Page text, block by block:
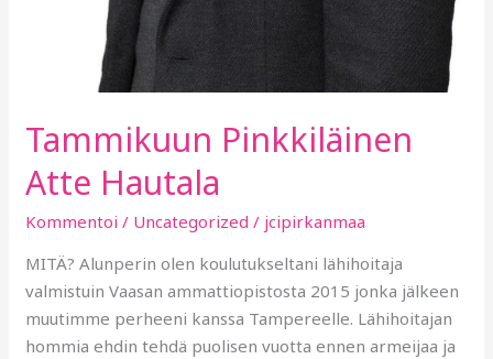
Tammikuun Pinkkiläinen
Atte Hautala
Kommentoi / Uncategorized / jcipirkanmaa
MITÄ? Alunperin olen koulutukseltani lähihoitaja
valmistuin Vaasan ammattiopistosta 2015 jonka jälkeen
muutimme perheeni kanssa Tampereelle. Lähihoitajan
hommia ehdin tehdä puolisen vuotta ennen armeijaa ja